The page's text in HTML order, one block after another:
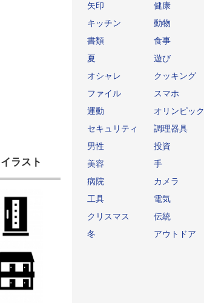
ラスト
矢印
健康
キッチン
動物
書類
食事
夏
遊び
オシャレ
クッキング
ファイル
スマホ
運動
オリンピック
セキュリティ
調理器具
男性
投資
美容
手
病院
カメラ
工具
電気
クリスマス
伝統
冬
アウトドア